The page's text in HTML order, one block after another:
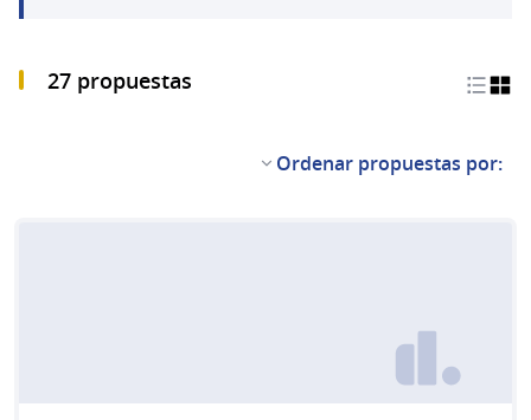
27 propuestas
Ordenar propuestas por: